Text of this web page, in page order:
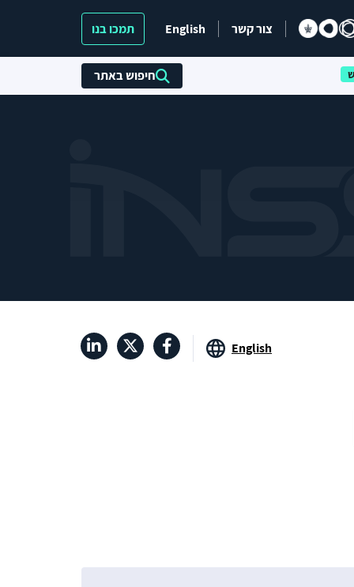
צור קשר English תמכו בנו
חיפוש באתר
English